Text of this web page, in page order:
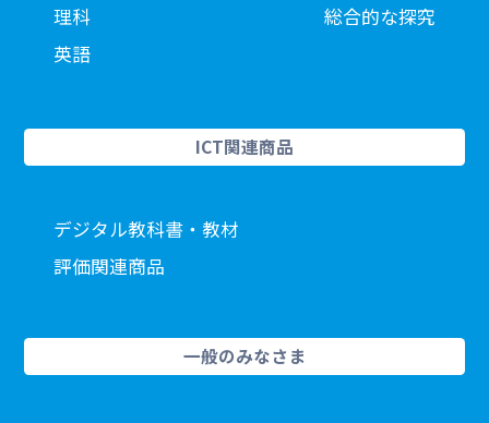
理科
英語
総合的な探究
ICT関連商品
デジタル教科書・教材
評価関連商品
一般のみなさま